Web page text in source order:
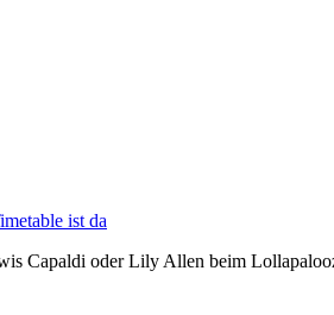
ist da
Capaldi oder Lily Allen beim